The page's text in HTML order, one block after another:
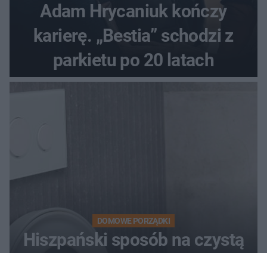
Adam Hrycaniuk kończy
karierę. „Bestia” schodzi z
parkietu po 20 latach
DOMOWE PORZĄDKI
Hiszpański sposób na czystą